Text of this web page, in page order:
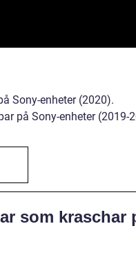
Sony-enheter (2020).
på Sony-enheter (2019-
som kraschar